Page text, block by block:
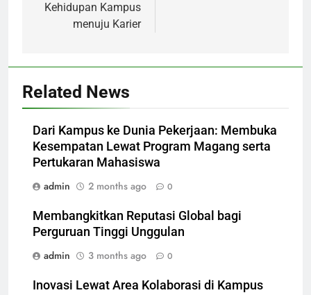
Kehidupan Kampus
menuju Karier
Related News
Dari Kampus ke Dunia Pekerjaan: Membuka
Kesempatan Lewat Program Magang serta
Pertukaran Mahasiswa
admin
2 months ago 0
Membangkitkan Reputasi Global bagi
Perguruan Tinggi Unggulan
admin
3 months ago 0
Inovasi Lewat Area Kolaborasi di Kampus